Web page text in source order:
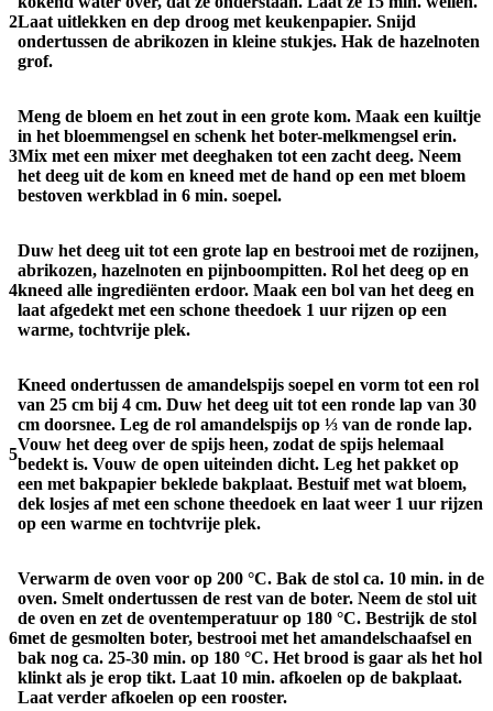
2Laat uitlekken en dep droog met keukenpapier. Snijd
ondertussen de abrikozen in kleine stukjes. Hak de hazelnoten
grof.
3
Meng de bloem en het zout in een grote kom. Maak een kuiltje
in het bloemmengsel en schenk het boter-melkmengsel erin.
Mix met een mixer met deeghaken tot een zacht deeg. Neem
het deeg uit de kom en kneed met de hand op een met bloem
bestoven werkblad in 6 min. soepel.
4
Duw het deeg uit tot een grote lap en bestrooi met de rozijnen,
abrikozen, hazelnoten en pijnboompitten. Rol het deeg op en
kneed alle ingrediënten erdoor. Maak een bol van het deeg en
laat afgedekt met een schone theedoek 1 uur rijzen op een
warme, tochtvrije plek.
5
Kneed ondertussen de amandelspijs soepel en vorm tot een rol
van 25 cm bij 4 cm. Duw het deeg uit tot een ronde lap van 30
cm doorsnee. Leg de rol amandelspijs op ⅓ van de ronde lap.
Vouw het deeg over de spijs heen, zodat de spijs helemaal
bedekt is. Vouw de open uiteinden dicht. Leg het pakket op
een met bakpapier beklede bakplaat. Bestuif met wat bloem,
dek losjes af met een schone theedoek en laat weer 1 uur rijzen
op een warme en tochtvrije plek.
6
Verwarm de oven voor op 200 °C. Bak de stol ca. 10 min. in de
oven. Smelt ondertussen de rest van de boter. Neem de stol uit
de oven en zet de oventemperatuur op 180 °C. Bestrijk de stol
met de gesmolten boter, bestrooi met het amandelschaafsel en
bak nog ca. 25-30 min. op 180 °C. Het brood is gaar als het hol
klinkt als je erop tikt. Laat 10 min. afkoelen op de bakplaat.
Laat verder afkoelen op een rooster.